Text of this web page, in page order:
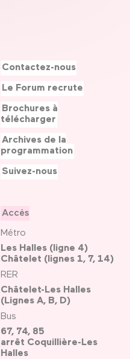
Accès
Métro
Les Halles (ligne 4)
Châtelet (lignes 1, 7, 14)
RER
Châtelet-Les Halles
(Lignes A, B, D)
Bus
67, 74, 85
arrêt Coquillière-Les
Halles
Contactez-nous
Le Forum recrute
Brochures à
télécharger
Archives de la
programmation
Suivez-nous